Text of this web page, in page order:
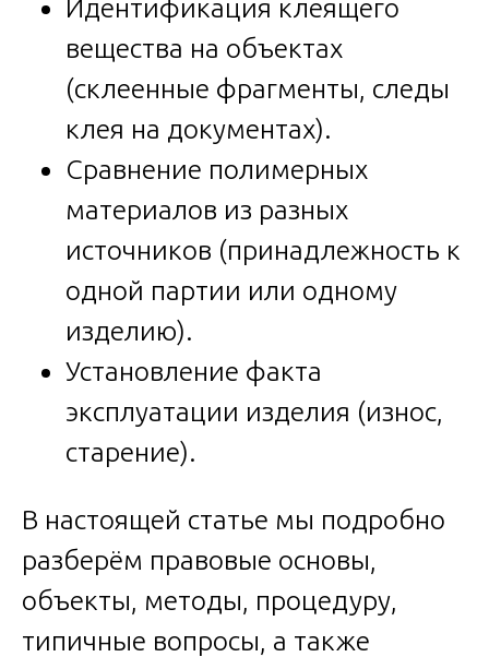
Идентификация клеящего
вещества на объектах
(склеенные фрагменты, следы
клея на документах).
Сравнение полимерных
материалов из разных
источников (принадлежность к
одной партии или одному
изделию).
Установление факта
эксплуатации изделия (износ,
старение).
В настоящей статье мы подробно
разберём правовые основы,
объекты, методы, процедуру,
типичные вопросы, а также